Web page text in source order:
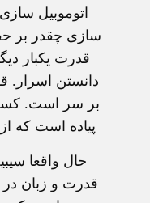
اتوموبيل
سازی چقدر بر
قدرت يکبار
دانستن اسرار.
بر سر است.
پياده است که
حال واقعا
قدرت و زبان